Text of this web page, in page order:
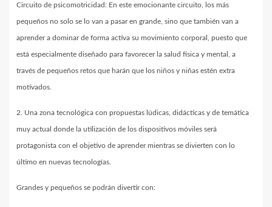
Circuito de psicomotricidad: En este emocionante circuito, los más
pequeños no solo se lo van a pasar en grande, sino que también van a
aprender a dominar de forma activa su movimiento corporal, puesto que
está especialmente diseñado para favorecer la salud física y mental, a
través de pequeños retos que harán que los niños y niñas estén extra
motivados.
2. Una zona tecnológica con propuestas lúdicas, didácticas y de temática
muy actual donde la utilización de los dispositivos móviles será
protagonista con el objetivo de aprender mientras se divierten con lo
último en nuevas tecnologías.
Grandes y pequeños se podrán divertir con: